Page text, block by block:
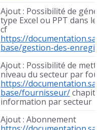
Ajout : Possibilité de
type Excel ou PPT dans
cf
https://
base/gestion-des-
Ajout : Possibilité de
niveau du secteur par
https://
base/fournisseur/chapitre
information par secteur
Ajout : Abonnement